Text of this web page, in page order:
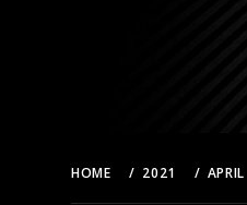
HOME 2021 APRIL